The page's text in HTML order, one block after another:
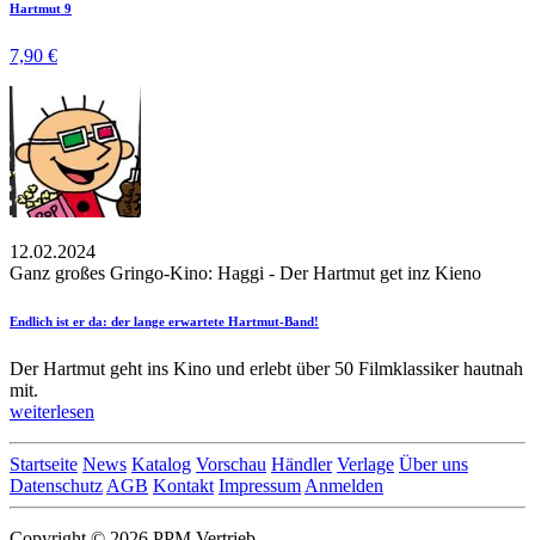
Hartmut 9
7,90 €
12.02.2024
Ganz großes Gringo-Kino: Haggi - Der Hartmut get inz Kieno
Endlich ist er da: der lange erwartete Hartmut-Band!
Der Hartmut geht ins Kino und erlebt über 50 Filmklassiker hautnah
mit.
weiterlesen
Startseite News Katalog Vorschau Händler Verlage Über uns
Datenschutz AGB Kontakt Impressum Anmelden